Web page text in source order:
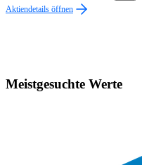
Aktiendetails öffnen
Meistgesuchte Werte